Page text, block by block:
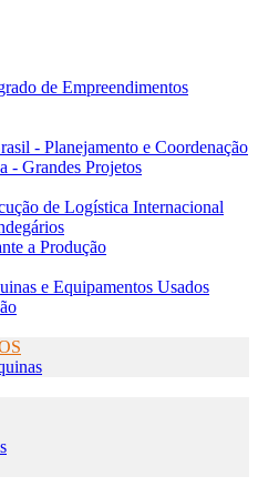
de Empreendimentos
- Planejamento e Coordenação
- Grandes Projetos
de Logística Internacional
a Produção
e Equipamentos Usados